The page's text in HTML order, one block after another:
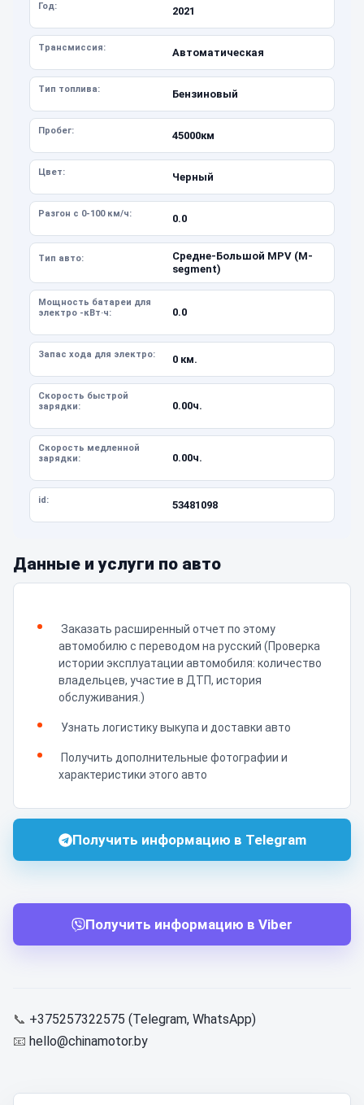
Год: 2021
Трансмиссия: Автоматическая
Тип топлива: Бензиновый
Пробег: 45000км
Цвет: Черный
Разгон с 0-100 км/ч: 0.0
Тип авто:
Средне-Большой MPV (M-
segment)
Мощность батареи для
электро -кВт·ч:
0.0
Запас хода для электро: 0 км.
Скорость быстрой
зарядки:
0.00ч.
Скорость медленной
зарядки:
0.00ч.
id: 53481098
Данные и услуги по авто
Заказать расширенный отчет по этому
автомобилю с переводом на русский (Проверка
истории эксплуатации автомобиля: количество
владельцев, участие в ДТП, история
обслуживания.)
Узнать логистику выкупа и доставки авто
Получить дополнительные фотографии и
характеристики этого авто
Получить информацию в Telegram
Получить информацию в Viber
📞 +375257322575 (Telegram, WhatsApp)
📧 hello@chinamotor.by